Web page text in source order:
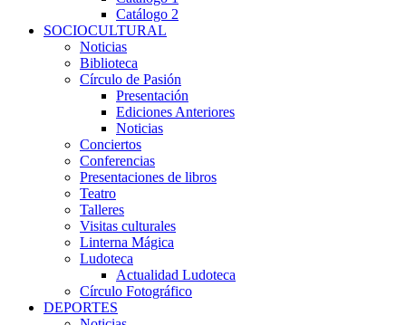
Catálogo 2
SOCIOCULTURAL
Noticias
Biblioteca
Círculo de Pasión
Presentación
Ediciones Anteriores
Noticias
Conciertos
Conferencias
Presentaciones de libros
Teatro
Talleres
Visitas culturales
Linterna Mágica
Ludoteca
Actualidad Ludoteca
Círculo Fotográfico
DEPORTES